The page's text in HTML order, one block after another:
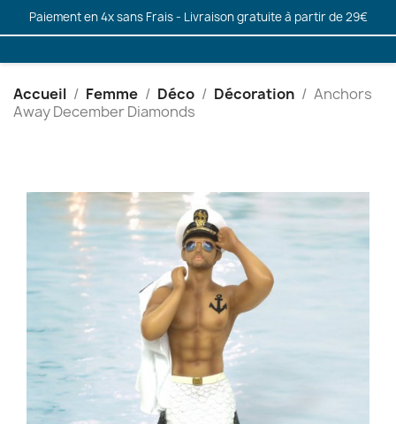
Paiement en 4x sans Frais - Livraison gratuite à partir de 29€
Accueil Femme Déco Décoration
Anchors
Away December Diamonds